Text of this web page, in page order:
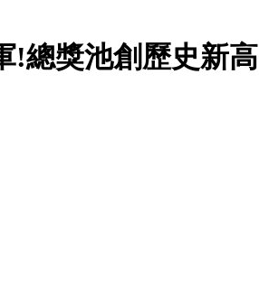
!總獎池創歷史新高